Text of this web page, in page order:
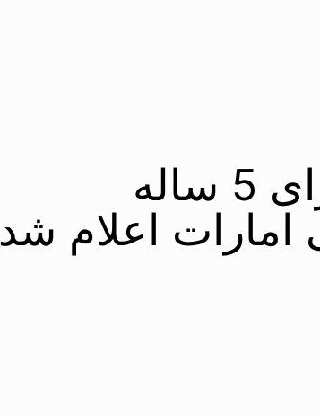
شرایط دریافت ویزای 5 ساله
امارات اعلام شد